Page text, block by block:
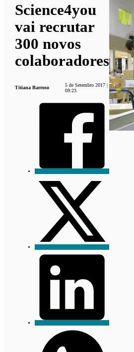
Science4you
vai recrutar
300 novos
colaboradores
Titiana Barroso
5 de Setembro 2017 |
09:23